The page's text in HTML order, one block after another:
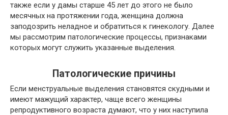
также если у дамы старше 45 лет до этого не было
месячных на протяжении года, женщина должна
заподозрить неладное и обратиться к гинекологу. Далее
мы рассмотрим патологические процессы, признаками
которых могут служить указанные выделения.
Патологические причины
Если менструальные выделения становятся скудными и
имеют мажущий характер, чаще всего женщины
репродуктивного возраста думают, что у них наступила